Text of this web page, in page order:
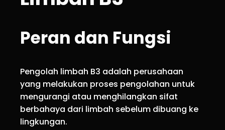
Peran dan Fungsi
Pengolah limbah B3 adalah perusahaan
yang melakukan proses pengolahan untuk
mengurangi atau menghilangkan sifat
berbahaya dari limbah sebelum dibuang ke
lingkungan.